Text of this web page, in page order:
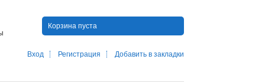
Корзина пуста
Вход Регистрация Добавить в закладки